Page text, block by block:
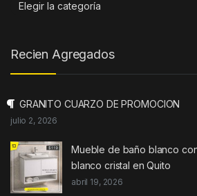
Recien Agregados
GRANITO CUARZO DE PROMOCION
julio 2, 2026
Mueble de baño blanco
blanco cristal en Quito
abril 19, 2026